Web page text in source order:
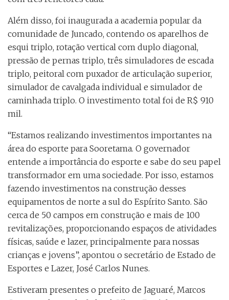
Além disso, foi inaugurada a academia popular da
comunidade de Juncado, contendo os aparelhos de
esqui triplo, rotação vertical com duplo diagonal,
pressão de pernas triplo, três simuladores de escada
triplo, peitoral com puxador de articulação superior,
simulador de cavalgada individual e simulador de
caminhada triplo. O investimento total foi de R$ 910
mil.
“Estamos realizando investimentos importantes na
área do esporte para Sooretama. O governador
entende a importância do esporte e sabe do seu papel
transformador em uma sociedade. Por isso, estamos
fazendo investimentos na construção desses
equipamentos de norte a sul do Espírito Santo. São
cerca de 50 campos em construção e mais de 100
revitalizações, proporcionando espaços de atividades
físicas, saúde e lazer, principalmente para nossas
crianças e jovens”, apontou o secretário de Estado de
Esportes e Lazer, José Carlos Nunes.
Estiveram presentes o prefeito de Jaguaré, Marcos